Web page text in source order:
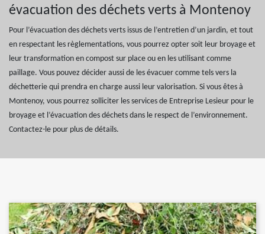
évacuation des déchets verts à Montenoy
Pour l’évacuation des déchets verts issus de l’entretien d’un jardin, et tout
en respectant les règlementations, vous pourrez opter soit leur broyage et
leur transformation en compost sur place ou en les utilisant comme
paillage. Vous pouvez décider aussi de les évacuer comme tels vers la
déchetterie qui prendra en charge aussi leur valorisation. Si vous êtes à
Montenoy, vous pourrez solliciter les services de Entreprise Lesieur pour le
broyage et l’évacuation des déchets dans le respect de l’environnement.
Contactez-le pour plus de détails.